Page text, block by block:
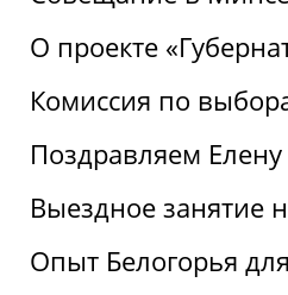
О проекте
Комиссия по
Поздравляем
Выездное занятие
Опыт Белогорья